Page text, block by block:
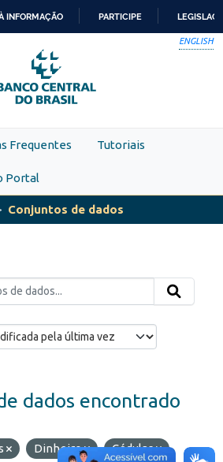
PARA
O
CONTEÚDO
INFORMAÇÃO PARTICIPE
ENGLISH
Frequentes Tutoriais
Portal
Conjuntos de dados
dados encontrado
Dinheiro
Cédulas